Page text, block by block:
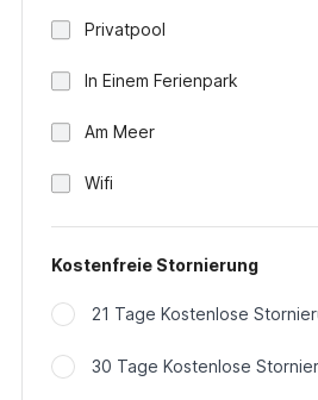
Privatpool
In Einem Ferienpark
Am Meer
Wifi
Kostenfreie Stornierung
21 Tage Kostenlose
30 Tage Kostenlose